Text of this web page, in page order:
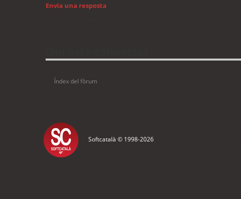
Envia una resposta
Índex del fòrum
Softcatalà © 1998-2026